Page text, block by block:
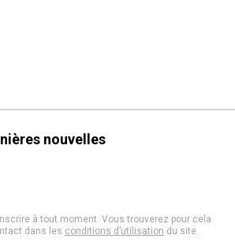
nouvelles
à tout moment. Vous trouverez pour cela
dans les conditions d’utilisation du site.